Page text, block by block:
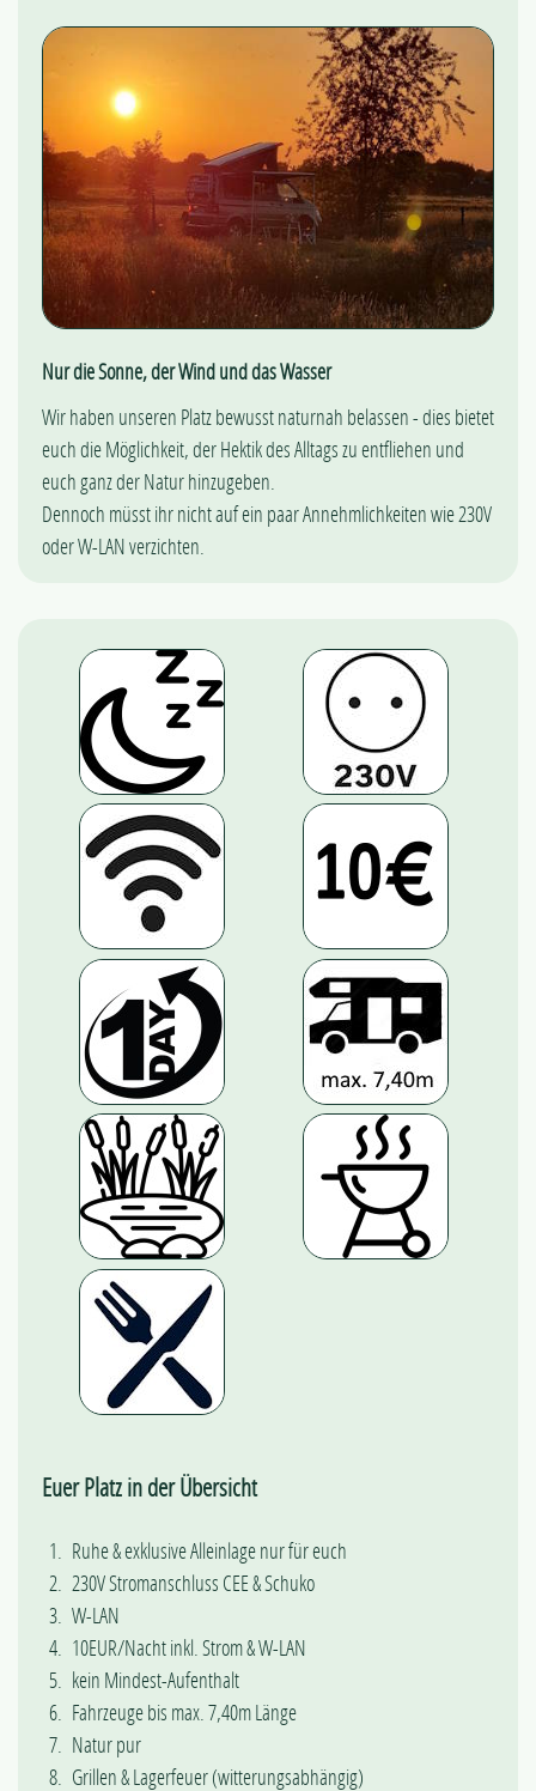
Nur die Sonne, der Wind und das Wasser
Wir haben unseren Platz bewusst naturnah belassen - dies bietet
euch die Möglichkeit, der Hektik des Alltags zu entfliehen und
euch ganz der Natur hinzugeben.
Dennoch müsst ihr nicht auf ein paar Annehmlichkeiten wie 230V
oder W-LAN verzichten.
Euer Platz in der Übersicht
Ruhe & exklusive Alleinlage nur für euch
230V Stromanschluss CEE & Schuko
W-LAN
10EUR/Nacht inkl. Strom & W-LAN
kein Mindest-Aufenthalt
Fahrzeuge bis max. 7,40m Länge
Natur pur
Grillen & Lagerfeuer (witterungsabhängig)